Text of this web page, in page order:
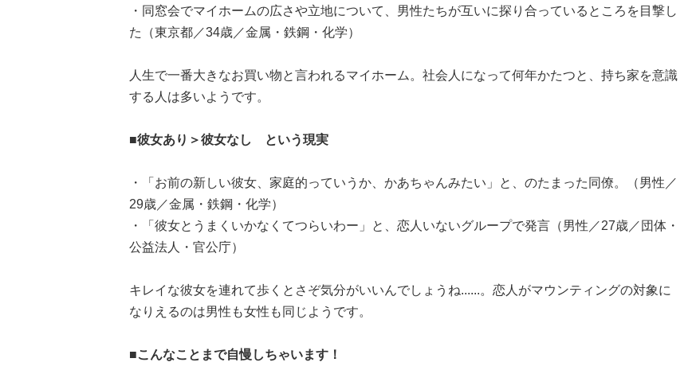
・同窓会でマイホームの広さや立地について、男性たちが互いに探り合っているところを目撃し
た（東京都／34歳／金属・鉄鋼・化学）
人生で一番大きなお買い物と言われるマイホーム。社会人になって何年かたつと、持ち家を意識
する人は多いようです。
■彼女あり＞彼女なし という現実
・「お前の新しい彼女、家庭的っていうか、かあちゃんみたい」と、のたまった同僚。（男性／
29歳／金属・鉄鋼・化学）
・「彼女とうまくいかなくてつらいわー」と、恋人いないグループで発言（男性／27歳／団体・
公益法人・官公庁）
キレイな彼女を連れて歩くとさぞ気分がいいんでしょうね......。恋人がマウンティングの対象に
なりえるのは男性も女性も同じようです。
■こんなことまで自慢しちゃいます！